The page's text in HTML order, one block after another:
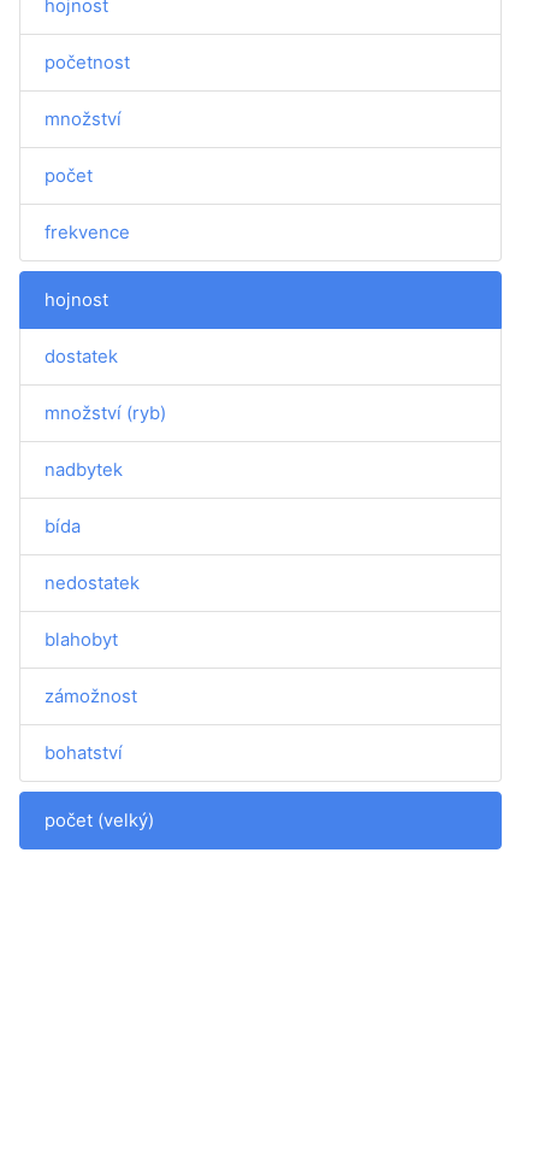
hojnost
početnost
množství
počet
frekvence
hojnost
dostatek
množství (ryb)
nadbytek
bída
nedostatek
blahobyt
zámožnost
bohatství
počet (velký)